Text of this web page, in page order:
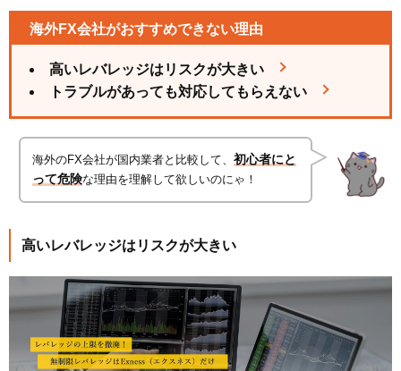
海外FX会社がおすすめできない理由
高いレバレッジはリスクが大きい
トラブルがあっても対応してもらえない
海外のFX会社が国内業者と比較して、 初心者にと
って危険な理由を理解して欲しいのにゃ！
高いレバレッジはリスクが大きい